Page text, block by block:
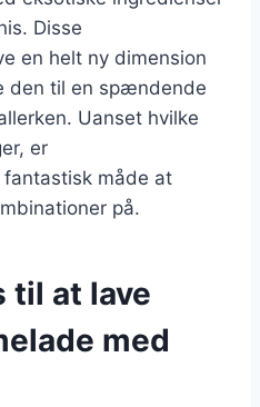
Disse
en helt ny dimension
den til en spændende
Uanset hvilke
er
måde at
på.
til at lave
med